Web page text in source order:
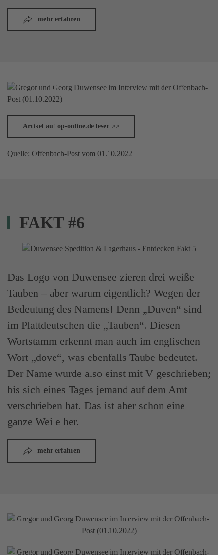
mehr erfahren
Artikel auf op-online.de lesen >>
Quelle: Offenbach-Post vom 01.10.2022
FAKT #6
Das Logo von Duwensee zieren drei weiße
Tauben – aber warum eigentlich? Wegen der
Bedeutung des Namens! Denn „Duven“ sind
im Plattdeutschen die „Tauben“. Diesen
Wortstamm erkennt man auch im englischen
Wort „dove“, was ebenfalls Taube bedeutet.
Der Name wurde also einst mit V geschrieben;
bis sich eines Tages jemand auf dem Amt
verschrieben hat. Das ist aber schon eine
ganze Weile her.
mehr erfahren